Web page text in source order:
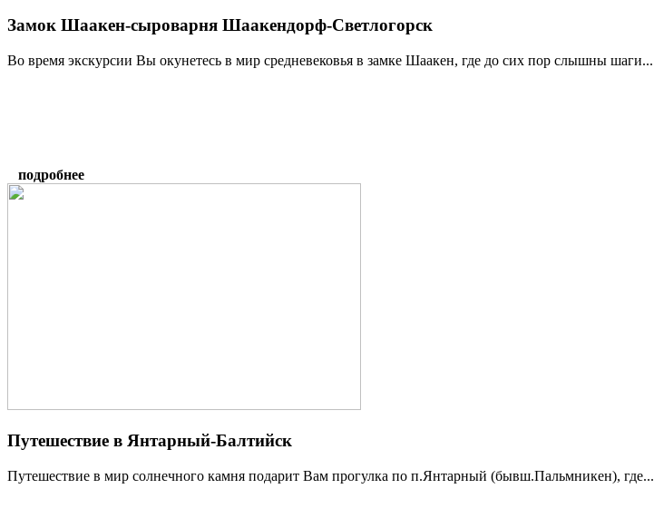
Замок Шаакен-сыроварня Шаакендорф-Светлогорск
Во время экскурсии Вы окунетесь в мир средневековья в замке Шаакен, где до сих пор слышны шаги...
подробнее
Путешествие в Янтарный-Балтийск
Путешествие в мир солнечного камня подарит Вам прогулка по п.Янтарный (бывш.Пальмникен), где...